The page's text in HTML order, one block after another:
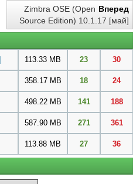
Вперед
Zimbra OSE (Open
Source Edition) 10.1.17 [май]
113.33 MB 23 30
358.17 MB 18 24
498.22 MB 141 188
587.90 MB 271 361
113.88 MB 27 36